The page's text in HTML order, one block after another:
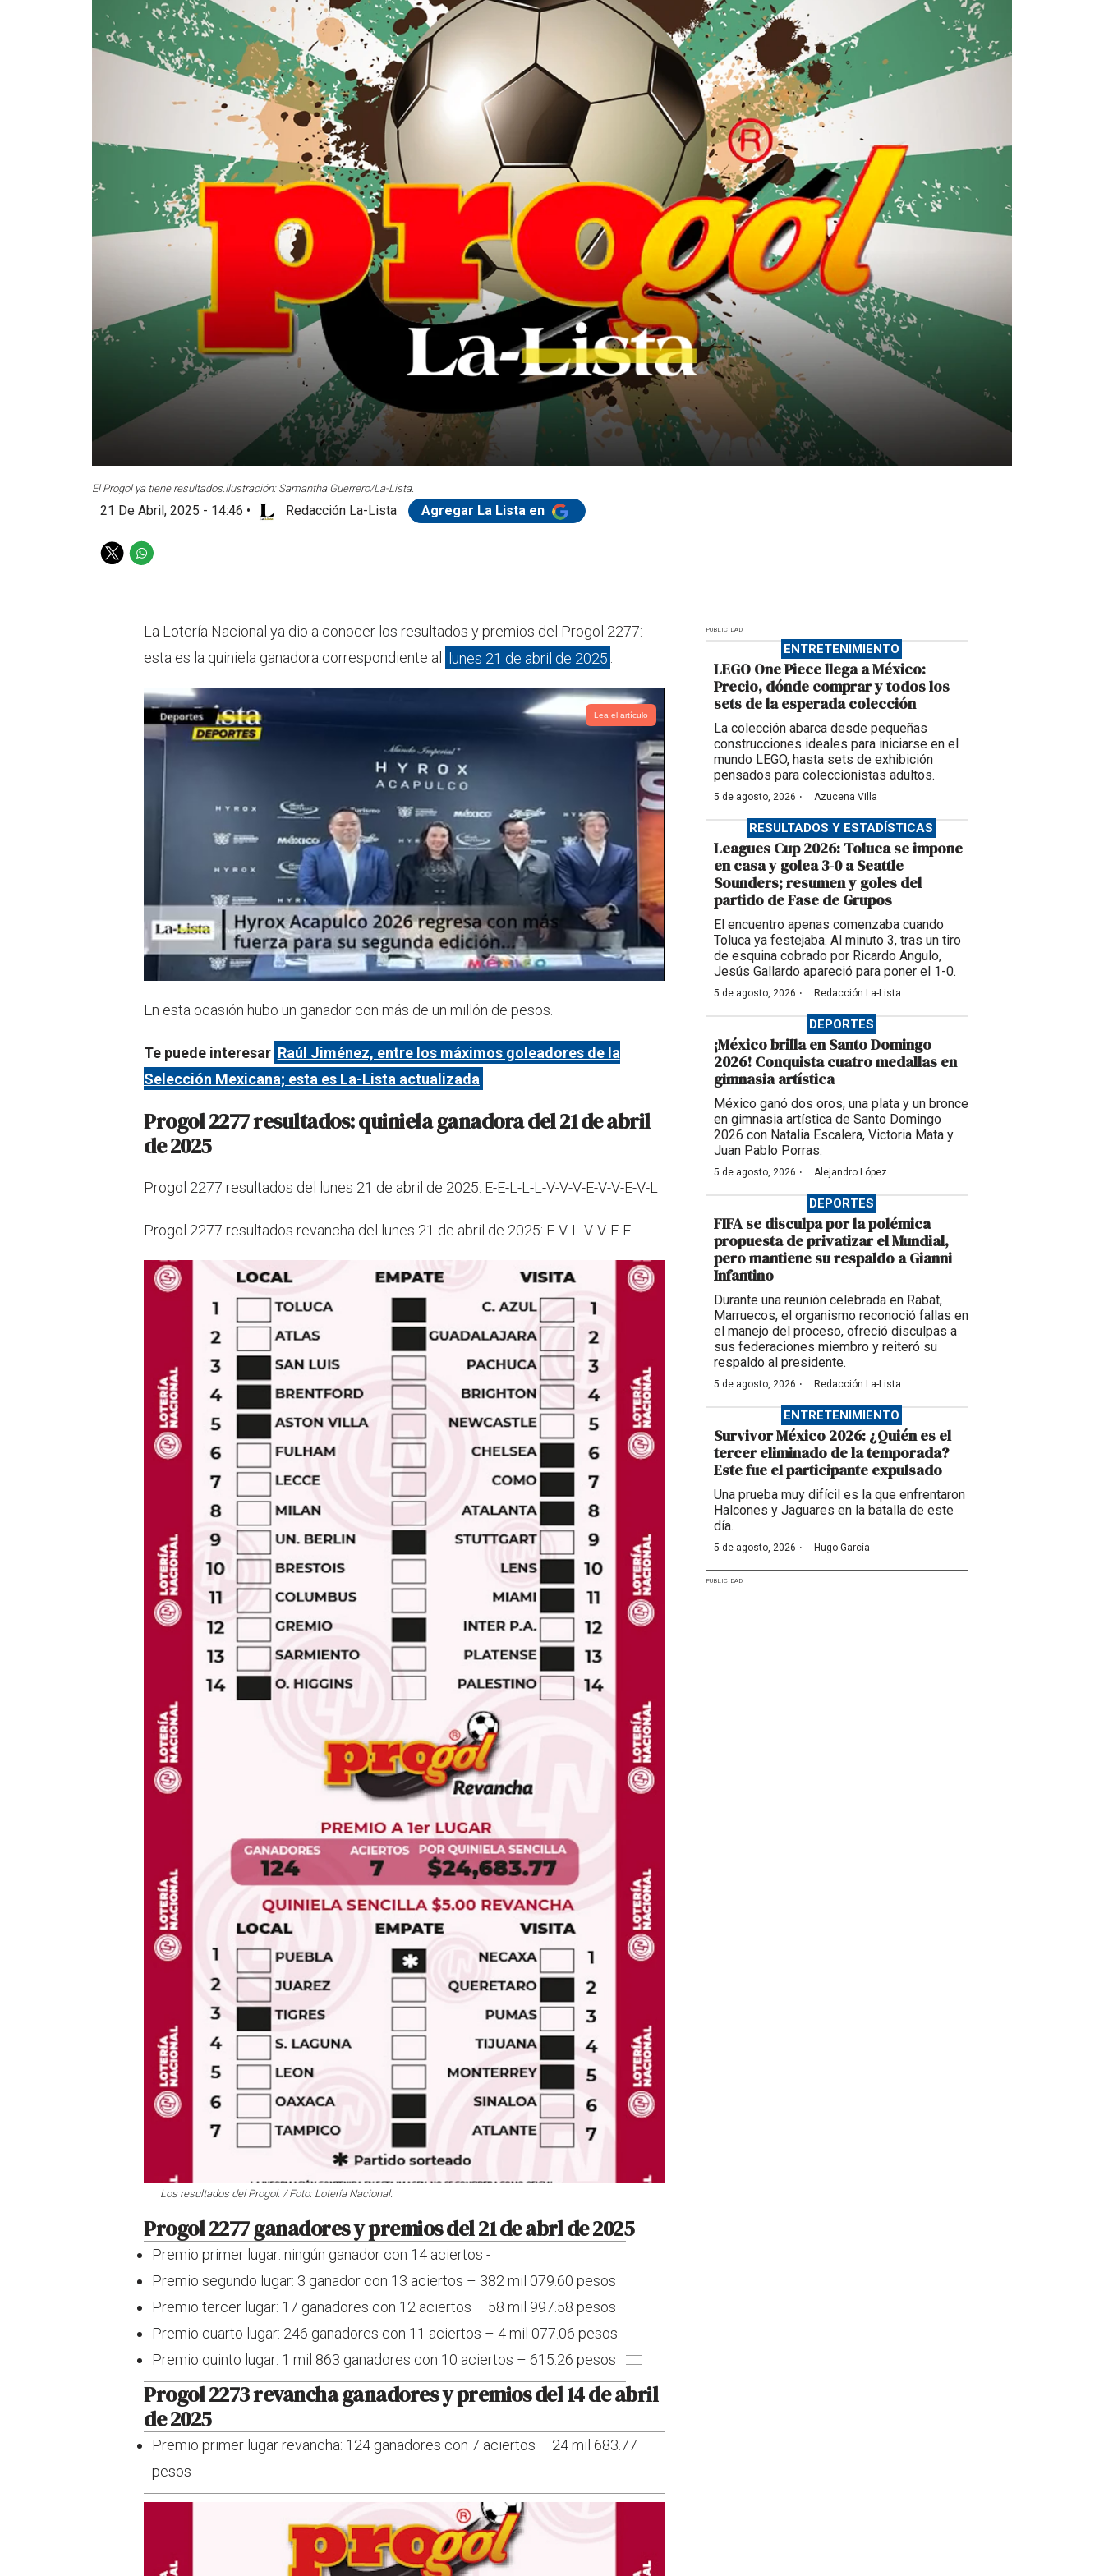
El Progol ya tiene resultados.Ilustración: Samantha Guerrero/La-Lista.
21 De Abril, 2025 - 14:46 • Redacción La-Lista Agregar La Lista en
T
W
s
p
La Lotería Nacional ya dio a conocer los resultados y premios del Progol 2277:
esta es la quiniela ganadora correspondiente al
lunes 21 de abril de 2025 .
Lea el artículo
En esta ocasión hubo un ganador con más de un millón de pesos.
Te puede interesar Raúl Jiménez, entre los máximos goleadores de la
Selección Mexicana; esta es La-Lista actualizada
Progol 2277 resultados: quiniela ganadora del 21 de abril
de 2025
Progol 2277 resultados del lunes 21 de abril de 2025: E-E-L-L-L-V-V-V-E-V-V-E-V-L
Progol 2277 resultados revancha del lunes 21 de abril de 2025: E-V-L-V-V-E-E
Los resultados del Progol. / Foto: Lotería Nacional.
Progol 2277 ganadores y premios del 21 de abrl de 2025
Premio primer lugar: ningún ganador con 14 aciertos -
Premio segundo lugar: 3 ganador con 13 aciertos – 382 mil 079.60 pesos
Premio tercer lugar: 17 ganadores con 12 aciertos – 58 mil 997.58 pesos
Premio cuarto lugar: 246 ganadores con 11 aciertos – 4 mil 077.06 pesos
Premio quinto lugar: 1 mil 863 ganadores con 10 aciertos – 615.26 pesos
Progol 2273 revancha ganadores y premios del 14 de abril
de 2025
Premio primer lugar revancha: 124 ganadores con 7 aciertos – 24 mil 683.77
pesos
PUBLICIDAD
ENTRETENIMIENTO
LEGO One Piece llega a México:
Precio, dónde comprar y todos los
sets de la esperada colección
La colección abarca desde pequeñas
construcciones ideales para iniciarse en el
mundo LEGO, hasta sets de exhibición
pensados para coleccionistas adultos.
5 de agosto, 2026 · Azucena Villa
RESULTADOS Y ESTADÍSTICAS
Leagues Cup 2026: Toluca se impone
en casa y golea 3-0 a Seattle
Sounders; resumen y goles del
partido de Fase de Grupos
El encuentro apenas comenzaba cuando
Toluca ya festejaba. Al minuto 3, tras un tiro
de esquina cobrado por Ricardo Angulo,
Jesús Gallardo apareció para poner el 1-0.
5 de agosto, 2026 · Redacción La-Lista
DEPORTES
¡México brilla en Santo Domingo
2026! Conquista cuatro medallas en
gimnasia artística
México ganó dos oros, una plata y un bronce
en gimnasia artística de Santo Domingo
2026 con Natalia Escalera, Victoria Mata y
Juan Pablo Porras.
5 de agosto, 2026 · Alejandro López
DEPORTES
FIFA se disculpa por la polémica
propuesta de privatizar el Mundial,
pero mantiene su respaldo a Gianni
Infantino
Durante una reunión celebrada en Rabat,
Marruecos, el organismo reconoció fallas en
el manejo del proceso, ofreció disculpas a
sus federaciones miembro y reiteró su
respaldo al presidente.
5 de agosto, 2026 · Redacción La-Lista
ENTRETENIMIENTO
Survivor México 2026: ¿Quién es el
tercer eliminado de la temporada?
Este fue el participante expulsado
Una prueba muy difícil es la que enfrentaron
Halcones y Jaguares en la batalla de este
día.
5 de agosto, 2026 · Hugo García
PUBLICIDAD